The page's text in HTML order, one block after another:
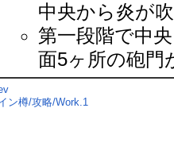
中央から炎が
第一段階で中
面5ヶ所の砲門
ン樽/攻略/Work.1